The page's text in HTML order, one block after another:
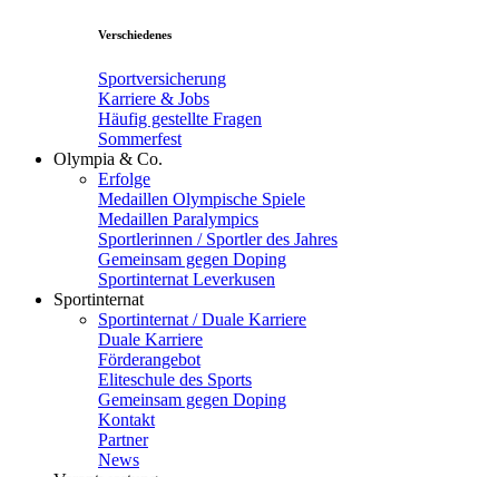
Verschiedenes
Sportversicherung
Karriere & Jobs
Häufig gestellte Fragen
Sommerfest
Olympia & Co.
Erfolge
Medaillen Olympische Spiele
Medaillen Paralympics
Sportlerinnen / Sportler des Jahres
Gemeinsam gegen Doping
Sportinternat Leverkusen
Sportinternat
Sportinternat / Duale Karriere
Duale Karriere
Förderangebot
Eliteschule des Sports
Gemeinsam gegen Doping
Kontakt
Partner
News